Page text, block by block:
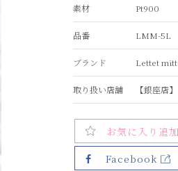
素材 Pt900
品番 LMM-5L
ブランド Lettet
取り扱い店舗 【銀座店】
お気に入り追加
Facebook